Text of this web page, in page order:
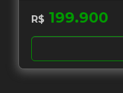
R$ 199.900